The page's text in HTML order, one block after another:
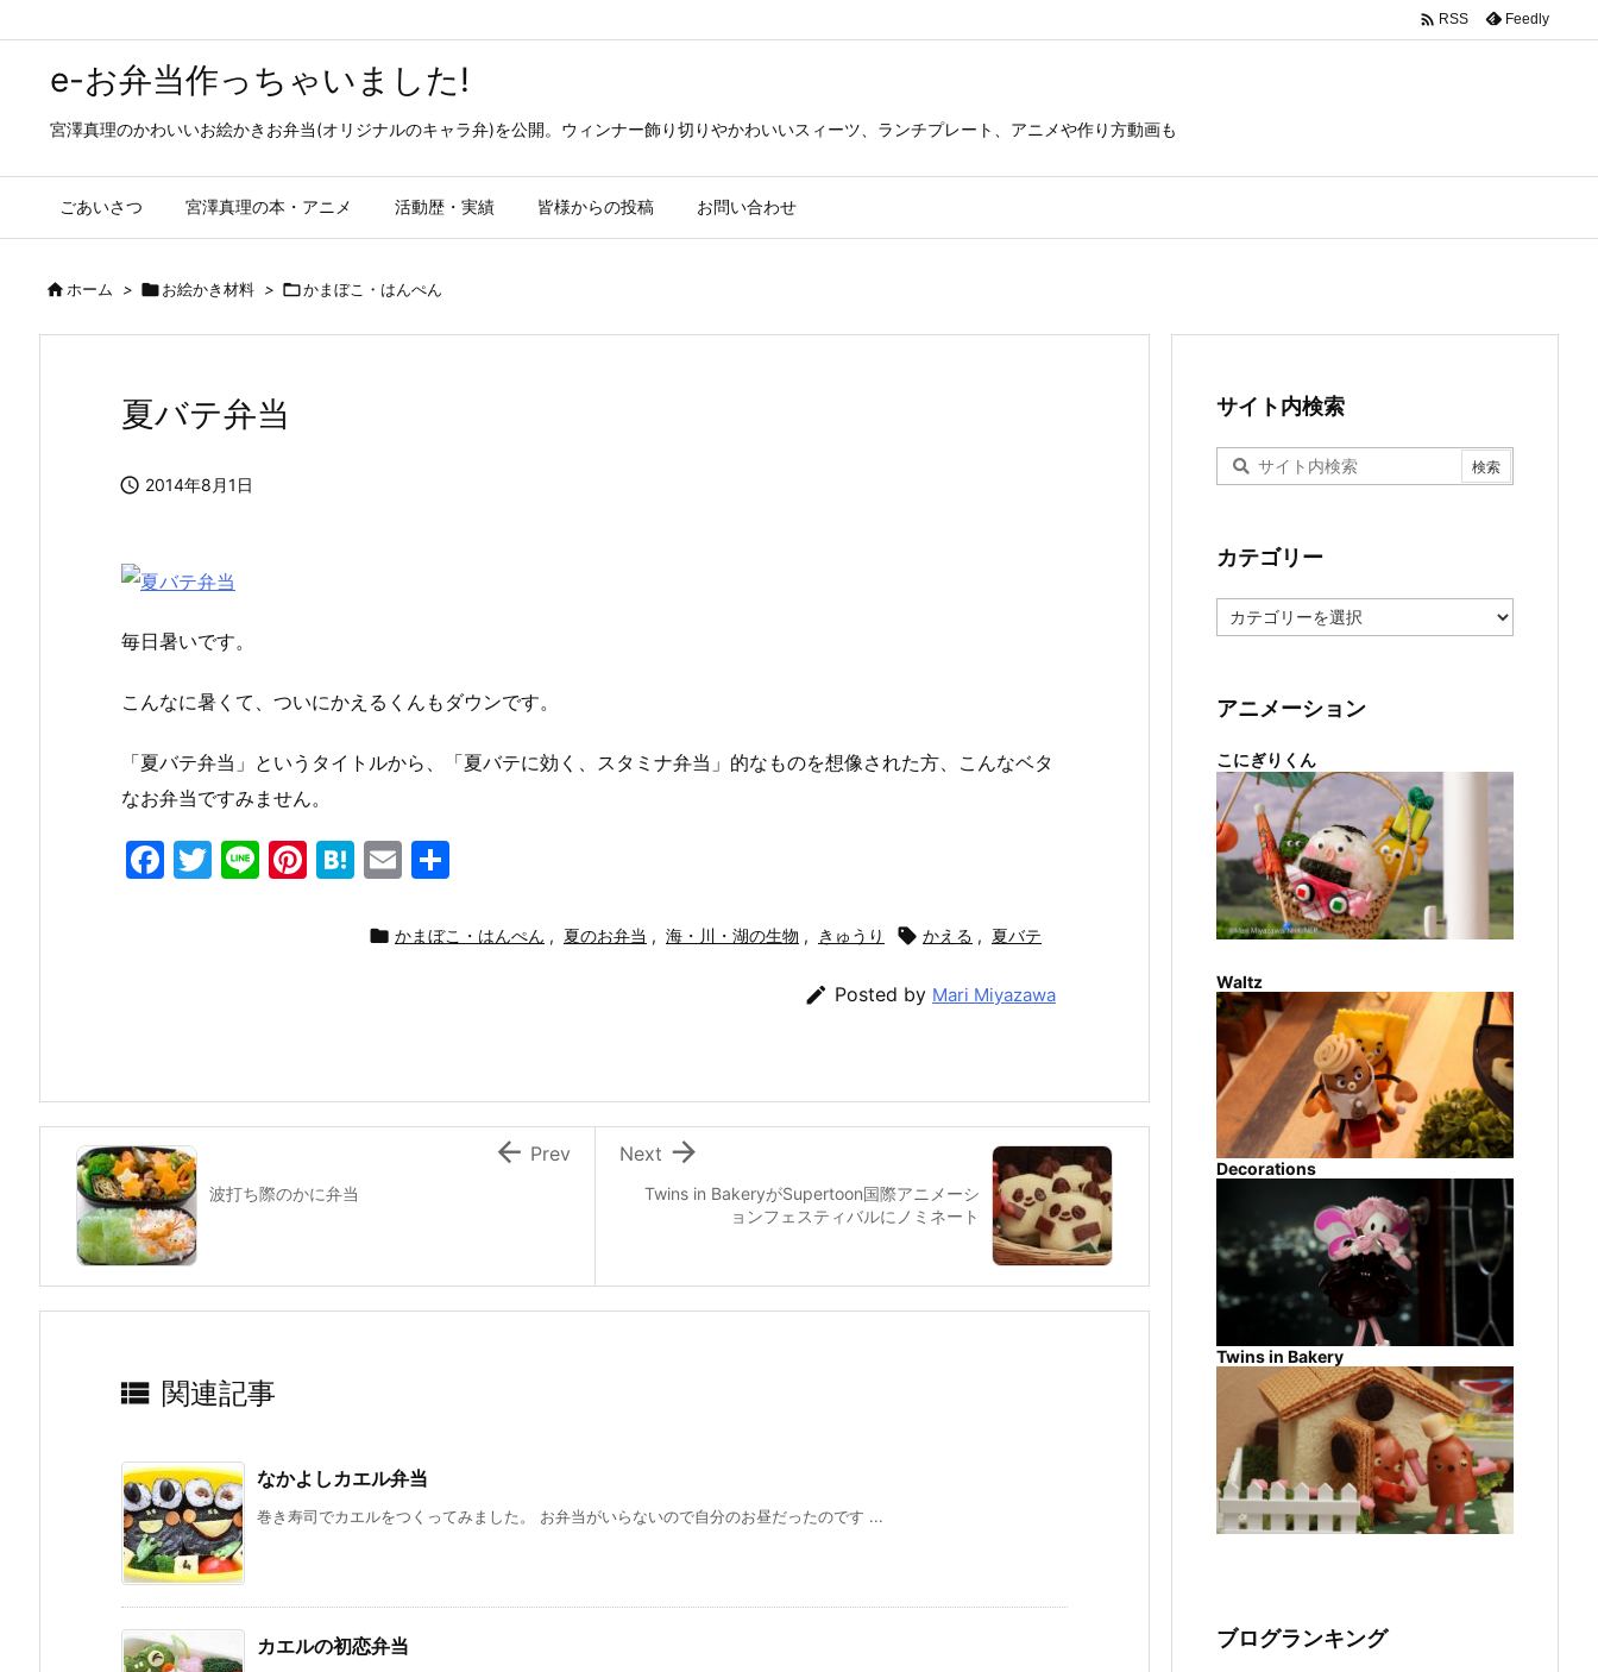
e-お弁当作っちゃいました!
宮澤真理のかわいいお絵かきお弁当(オリジナルのキャラ弁)を公開。ウィンナー飾り切りやかわいいスィーツ、ランチプレート、アニメや作り方動画も
ごあいさつ 宮澤真理の本・アニメ 活動歴・実績 皆様からの投稿 お問い合わせ
 RSS Feedly
ホーム > お絵かき材料 > かまぼこ・はんぺん
夏バテ弁当
 2014年8月1日
毎日暑いです。
こんなに暑くて、ついにかえるくんもダウンです。
「夏バテ弁当」というタイトルから、「夏バテに効く、スタミナ弁当」的なものを想像された方、こんなベタ
なお弁当ですみません。
F
k
T
Li Pi H
e
E
ai
 かまぼこ・はんぺん , 夏のお弁当 , 海・川・湖の生物 , きゅうり  かえる , 夏バテ
 Posted by Mari Miyazawa
Twins in BakeryがSupertoon国際アニメーシ
ョンフェスティバルにノミネート

Next
波打ち際のかに弁当
 Prev
 関連記事
なかよしカエル弁当
巻き寿司でカエルをつくってみました。 お弁当がいらないので自分のお昼だったのです ...
カエルの初恋弁当
サイト内検索
カテゴリー
テ
ー
アニメーション
こにぎりくん
Waltz
Decorations
Twins in Bakery
ブログランキング